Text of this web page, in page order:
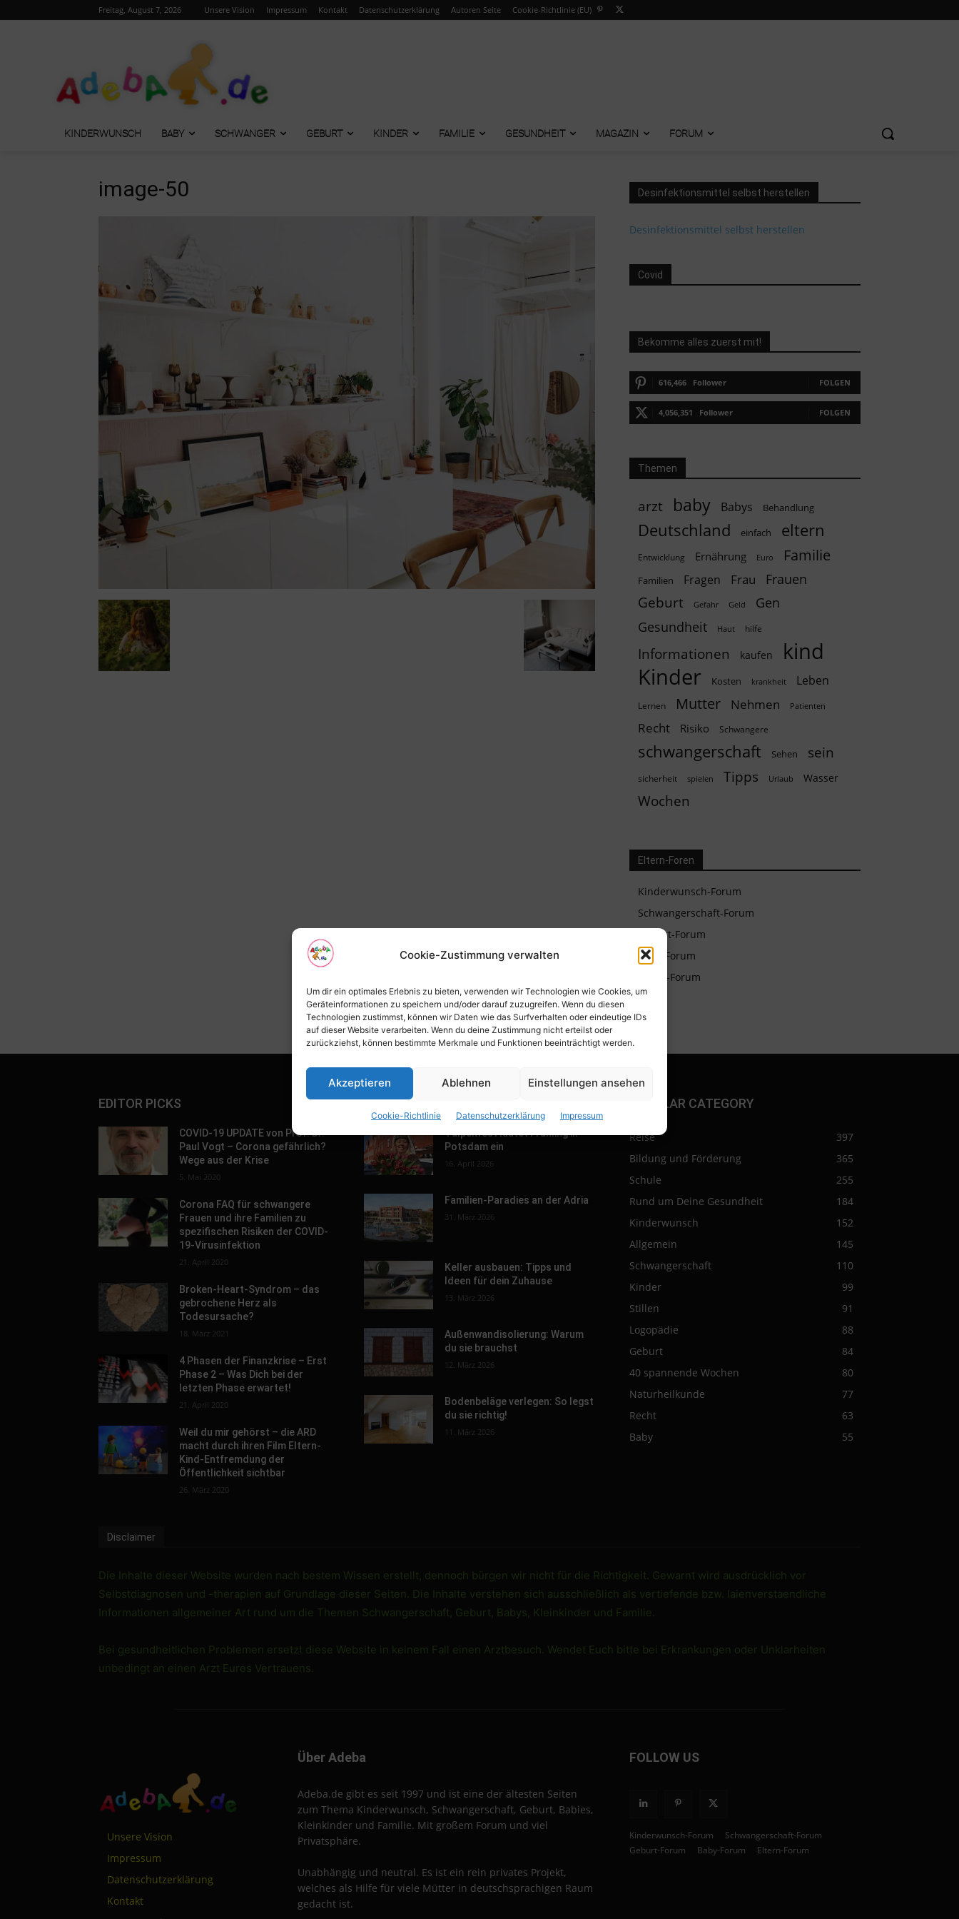
Cookie-Zustimmung verwalten
Um dir ein optimales Erlebnis zu bieten, verwenden wir Technologien wie Cookies, um
Geräteinformationen zu speichern und/oder darauf zuzugreifen. Wenn du diesen
Technologien zustimmst, können wir Daten wie das Surfverhalten oder eindeutige IDs
auf dieser Website verarbeiten. Wenn du deine Zustimmung nicht erteilst oder
zurückziehst, können bestimmte Merkmale und Funktionen beeinträchtigt werden.
Akzeptieren Ablehnen Einstellungen ansehen
Cookie-Richtlinie Datenschutzerklärung Impressum
Freitag, August 7, 2026 Unsere Vision Impressum Kontakt Datenschutzerklärung Autoren Seite Cookie-Richtlinie (EU)
KINDERWUNSCH BABY SCHWANGER GEBURT KINDER FAMILIE GESUNDHEIT MAGAZIN FORUM
image-50 Desinfektionsmittel selbst herstellen
Desinfektionsmittel selbst herstellen
Covid
Bekomme alles zuerst mit!
616,466 Follower FOLGEN
4,056,351 Follower FOLGEN
Themen
arzt baby Babys Behandlung
Deutschland einfach eltern
Entwicklung Ernährung Euro Familie
Familien Fragen Frau Frauen
Geburt Gefahr Geld
Gen
Gesundheit
Haut hilfe
Informationen kaufen kind
Kinder Kosten krankheit Leben
Lernen Mutter Nehmen Patienten
Recht Risiko Schwangere
schwangerschaft Sehen sein
sicherheit spielen Tipps Urlaub Wasser
Wochen
Eltern-Foren
Kinderwunsch-Forum
Schwangerschaft-Forum
Geburt-Forum
Baby-Forum
Eltern-Forum
EDITOR PICKS
COVID-19 UPDATE von Prof. Dr.
Paul Vogt – Corona gefährlich?
Wege aus der Krise
5. Mai 2020
Corona FAQ für schwangere
Frauen und ihre Familien zu
spezifischen Risiken der COVID-
19-Virusinfektion
21. April 2020
Broken-Heart-Syndrom – das
gebrochene Herz als
Todesursache?
18. März 2021
4 Phasen der Finanzkrise – Erst
Phase 2 – Was Dich bei der
letzten Phase erwartet!
21. April 2020
Weil du mir gehörst – die ARD
macht durch ihren Film Eltern-
Kind-Entfremdung der
Öffentlichkeit sichtbar
26. März 2020
POPULAR POSTS
Tulpenfest läutet Frühling in
Potsdam ein
16. April 2026
Familien-Paradies an der Adria
31. März 2026
Keller ausbauen: Tipps und
Ideen für dein Zuhause
13. März 2026
Außenwandisolierung: Warum
du sie brauchst
12. März 2026
Bodenbeläge verlegen: So legst
du sie richtig!
11. März 2026
POPULAR CATEGORY
Reise
397
Bildung und Förderung
365
Schule
255
Rund um Deine Gesundheit
184
Kinderwunsch
152
Allgemein
145
Schwangerschaft
110
Kinder
99
Stillen
91
Logopädie
88
Geburt
84
40 spannende Wochen
80
Naturheilkunde
77
Recht
63
Baby
55
Disclaimer
Die Inhalte dieser Website wurden nach bestem Wissen erstellt, dennoch bürgen wir nicht für die Richtigkeit. Gewarnt wird ausdrücklich vor
Selbstdiagnosen und -therapien auf Grundlage dieser Seiten. Die Inhalte verstehen sich ausschließlich als vertiefende bzw. laienverstaendliche
Informationen allgemeiner Art rund um die Themen Schwangerschaft, Geburt, Babys, Kleinkinder und Familie.
Bei gesundheitlichen Problemen ersetzt diese Website in keinem Fall einen Arztbesuch. Wendet Euch bitte bei Erkrankungen oder Unklarheiten
unbedingt an einen Arzt Eures Vertrauens.
Unsere Vision
Impressum
Datenschutzerklärung
Kontakt
Über Adeba
Adeba.de gibt es seit 1997 und ist eine der ältesten Seiten
zum Thema Kinderwunsch, Schwangerschaft, Geburt, Babies,
Kleinkinder und Familie. Mit großem Forum und viel
Privatsphäre.
Unabhängig und neutral. Es ist ein rein privates Projekt,
welches als Hilfe für viele Mütter in deutschsprachigen Raum
gedacht ist.
FOLLOW US
Kinderwunsch-Forum
Schwangerschaft-Forum
Geburt-Forum
Baby-Forum Eltern-Forum